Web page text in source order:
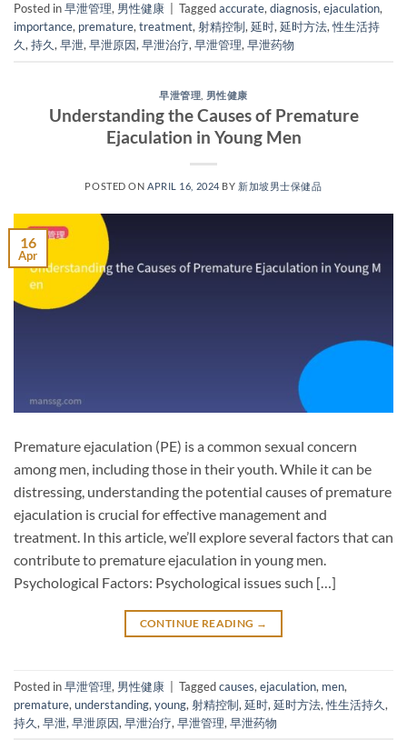
Posted in早泄管理, 男性健康 Taggedaccurate, diagnosis, ejaculation,
importance, premature, treatment, 射精控制, 延时, 延时方法,性生活持
久, 持久, 早泄, 早泄原因, 早泄治疗, 早泄管理, 早泄药物
早泄管理 男性健康
Understanding the Causes of Premature
Ejaculation in Young Men
POSTED ONAPRIL 16, 2024 BY 新加坡男士保健品
16
Apr
Premature ejaculation (PE) is a common sexual concern
among men, including those in their youth. While it can be
distressing, understanding the potential causes of premature
ejaculation is crucial for effective management and
treatment. In this article, we’ll explore several factors that can
contribute to premature ejaculation in young men.
Psychological Factors: Psychological issues such […]
CONTINUE READING →
Posted in早泄管理, 男性健康 Taggedcauses, ejaculation, men,
premature, understanding, young, 射精控制, 延时, 延时方法,性生活持久,
持久, 早泄, 早泄原因, 早泄治疗, 早泄管理, 早泄药物